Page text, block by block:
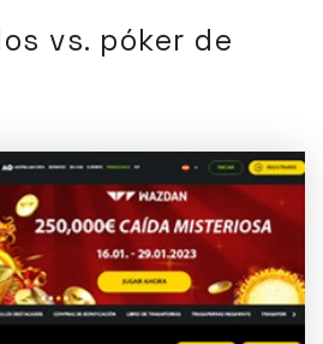
vs. póker de